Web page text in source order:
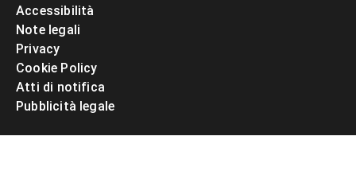
Accessibilità
Note legali
Privacy
Cookie Policy
Atti di notifica
Pubblicità legale